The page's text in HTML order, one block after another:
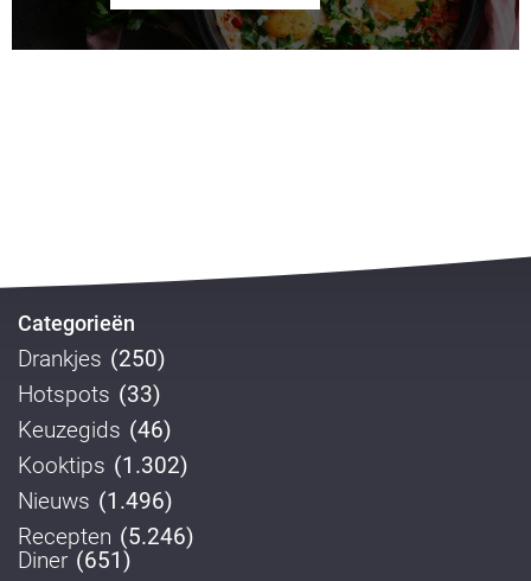
Categorieën
Drankjes (250)
Hotspots (33)
Keuzegids (46)
Kooktips (1.302)
Nieuws (1.496)
Recepten (5.246)
Diner (651)